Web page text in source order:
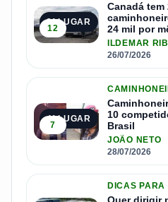
3º LUGAR
12
Canadá tem
24 mil por
ILDEMAR
26/07/2026
4º LUGAR
7
10
Brasil
JOÃO NETO
28/07/2026
DICAS PARA